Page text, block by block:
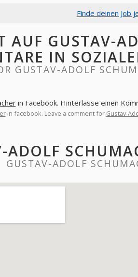
Finde deinen Job
AUF GUSTAV-
IN
GUSTAV-ADOLF
in Facebook. Hinterlasse einen
in facebook. Leave a comment for Gustav-
ADOLF
GUSTAV-ADOLF